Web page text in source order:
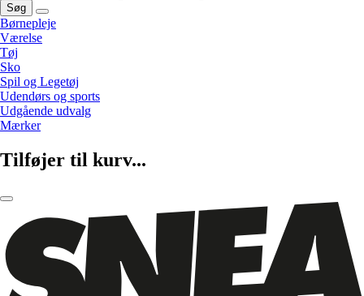
Søg
Børnepleje
Værelse
Tøj
Sko
Spil og Legetøj
Udendørs og sports
Udgående udvalg
Mærker
Tilføjer til kurv...